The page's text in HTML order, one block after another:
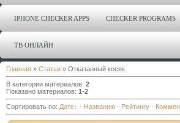
IPHONE CHECKER APPS CHECKER PROGRAMS
ТВ ОНЛАЙН
Главная » Статьи » Отказанный косяк
В категории материалов: 2
Показано материалов: 1-2
Сортировать по: Дате · Названию · Рейтингу ·